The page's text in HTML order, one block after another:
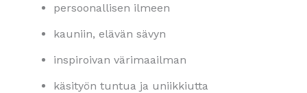
persoonallisen ilmeen
kauniin, elävän sävyn
inspiroivan värimaailman
käsityön tuntua ja uniikkiutta